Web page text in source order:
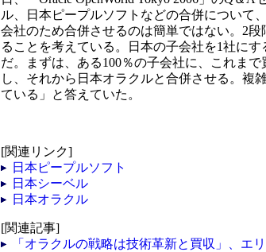
ル、日本ピープルソフトなどの合併について
会社のため合併させるのは簡単ではない。2
ることを考えている。日本の子会社を1社に
だ。まずは、ある100％の子会社に、これま
し、それから日本オラクルと合併させる。複
ている」と答えていた。
[関連リンク]
日本ピープルソフト
日本シーベル
日本オラクル
[関連記事]
「オラクルの戦略は技術革新と買収」、エ